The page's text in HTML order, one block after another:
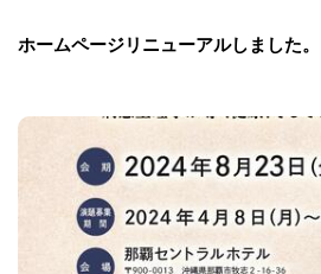
ホームページリニューアルしました。